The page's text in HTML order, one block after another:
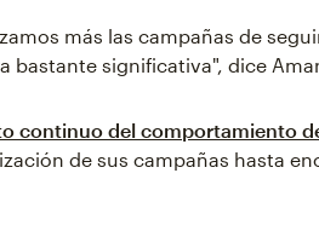
más las campañas de
bastante significativa", dice
continuo del comportamiento
de sus campañas hasta